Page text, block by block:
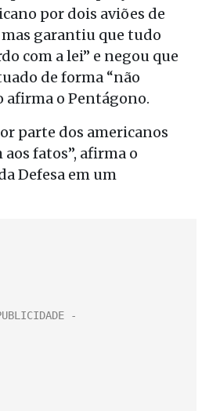
por dois aviões de
garantiu que tudo
com a lei” e negou que
de forma “não
afirma o Pentágono.
parte dos americanos
fatos”, afirma o
Defesa em um